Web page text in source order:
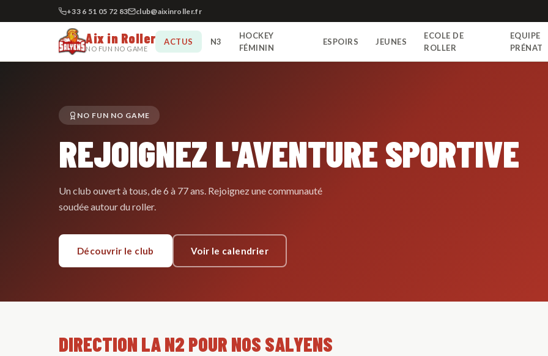
+33 6 51 05 72 83 club@aixinroller.fr
Aix in Roller
NO FUN NO GAME
ACTUS N3
HOCKEY
FÉMININ
ESPOIRS JEUNES
ECOLE DE
ROLLER
EQUIPE
PRÉNAT
NO FUN NO GAME
REJOIGNEZ L'AVENTURE SPORTIVE
Un club ouvert à tous, de 6 à 77 ans. Rejoignez une communauté
soudée autour du roller.
Découvrir le club Voir le calendrier
DIRECTION LA N2 POUR NOS SALYENS